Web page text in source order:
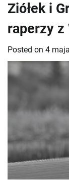
Ziółek i
raperzy z
Posted on 4